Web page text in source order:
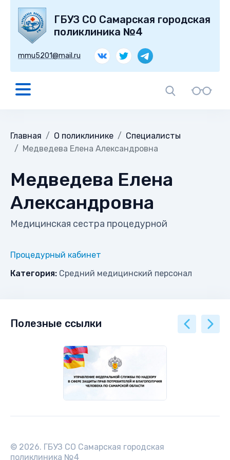
ГБУЗ СО Самарская городская
поликлиника №4
mmu5201@mail.ru
Главная О поликлинике
Специалисты
Медведева Елена Александровна
Медведева Елена
Александровна
Медицинская сестра процедурной
Процедурный кабинет
Категория: Средний медицинский персонал
Полезные ссылки
© 2026. ГБУЗ СО Самарская городская
поликлиника №4